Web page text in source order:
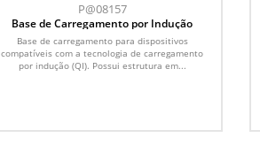
P@08157
Base de Carregamento por Indução
Base de carregamento para dispositivos
compatíveis com a tecnologia de carregamento
por indução (QI). Possui estrutura em...